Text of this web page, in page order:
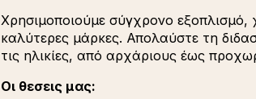
Χρησιμοποιούμε σύγχρονο εξοπλισμό,
καλύτερες μάρκες. Απολαύστε τη
τις ηλικίες, από αρχάριους έως
Οι θεσεις μας: